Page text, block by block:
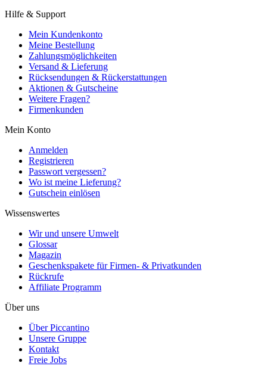
Hilfe & Support
Mein Kundenkonto
Meine Bestellung
Zahlungsmöglichkeiten
Versand & Lieferung
Rücksendungen & Rückerstattungen
Aktionen & Gutscheine
Weitere Fragen?
Firmenkunden
Mein Konto
Anmelden
Registrieren
Passwort vergessen?
Wo ist meine Lieferung?
Gutschein einlösen
Wissenswertes
Wir und unsere Umwelt
Glossar
Magazin
Geschenkspakete für Firmen- & Privatkunden
Rückrufe
Affiliate Programm
Über uns
Über Piccantino
Unsere Gruppe
Kontakt
Freie Jobs